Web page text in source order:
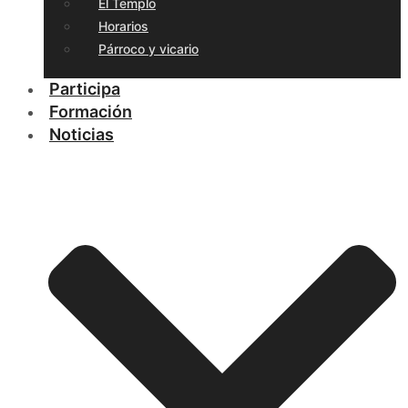
Horarios
Párroco y vicario
Participa
Formación
Noticias